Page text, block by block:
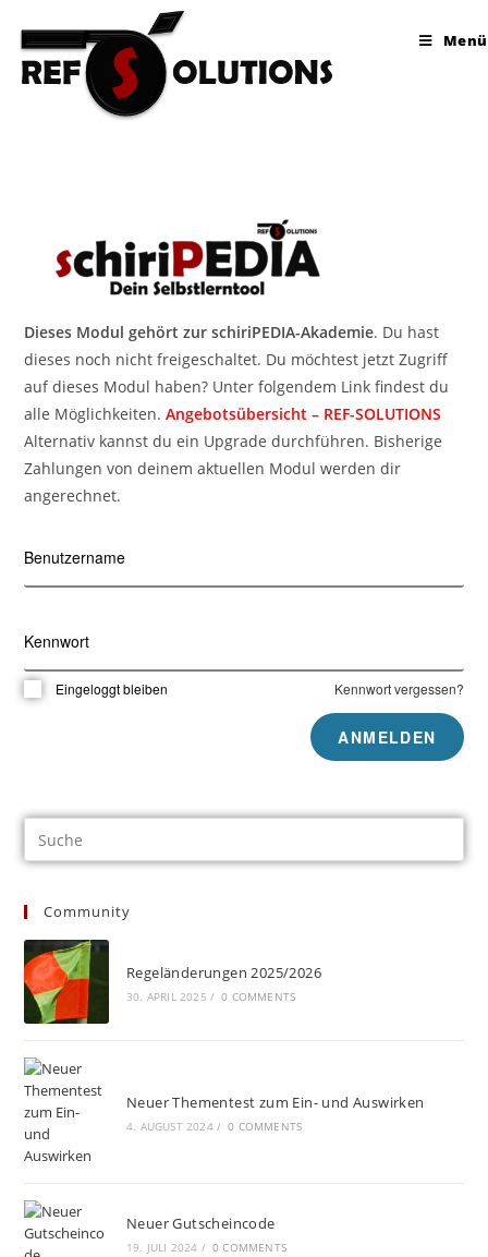
Menü
Dieses Modul gehört zur schiriPEDIA-Akademie. Du hast
dieses noch nicht freigeschaltet. Du möchtest jetzt Zugriff
auf dieses Modul haben? Unter folgendem Link findest du
alle Möglichkeiten.Angebotsübersicht – REF-SOLUTIONS
Alternativ kannst du ein Upgrade durchführen. Bisherige
Zahlungen von deinem aktuellen Modul werden dir
angerechnet.
Benutzername
Kennwort
Eingeloggt bleiben Kennwort vergessen?
Community
Regeländerungen 2025/2026
30. APRIL 2025 / 0 COMMENTS
Neuer Thementest zum Ein- und Auswirken
4. AUGUST 2024 / 0 COMMENTS
Neuer Gutscheincode
19. JULI 2024 / 0 COMMENTS